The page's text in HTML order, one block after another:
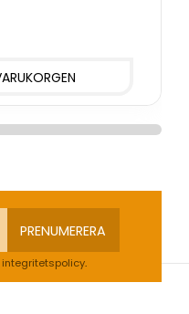
PRENUMERERA
integritetspolicy.